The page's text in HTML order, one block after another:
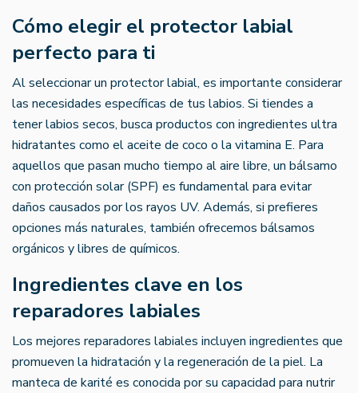
Cómo elegir el protector labial
perfecto para ti
Al seleccionar un protector labial, es importante considerar
las necesidades específicas de tus labios. Si tiendes a
tener labios secos, busca productos con ingredientes ultra
hidratantes como el aceite de coco o la vitamina E. Para
aquellos que pasan mucho tiempo al aire libre, un bálsamo
con protección solar (SPF) es fundamental para evitar
daños causados por los rayos UV. Además, si prefieres
opciones más naturales, también ofrecemos bálsamos
orgánicos y libres de químicos.
Ingredientes clave en los
reparadores labiales
Los mejores reparadores labiales incluyen ingredientes que
promueven la hidratación y la regeneración de la piel. La
manteca de karité es conocida por su capacidad para nutrir